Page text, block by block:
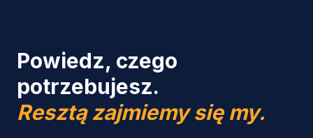
Powiedz, czego
potrzebujesz.
Resztą zajmiemy się my.